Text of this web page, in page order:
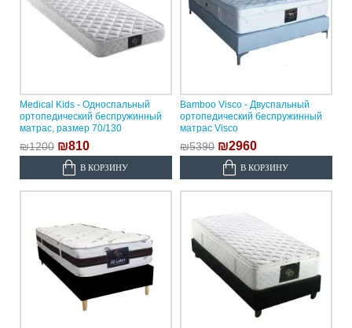
Medical Kids - Односпальный
ортопедический беспружинный
матрас, размер 70/130
₪1200 ₪810
В КОРЗИНУ
Bamboo Visco - Двуспальный
ортопедический беспружинный
матрас Visco
₪5390 ₪2960
В КОРЗИНУ